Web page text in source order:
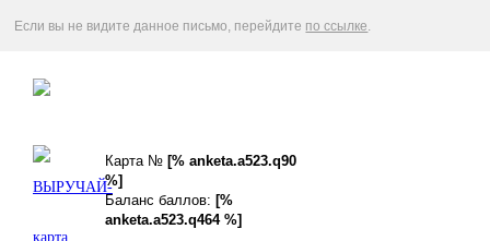
Если вы не видите данное письмо, перейдите по ссылке.
Карта № [% anketa.a523.q90
%]
Баланс баллов: [%
anketa.a523.q464 %]